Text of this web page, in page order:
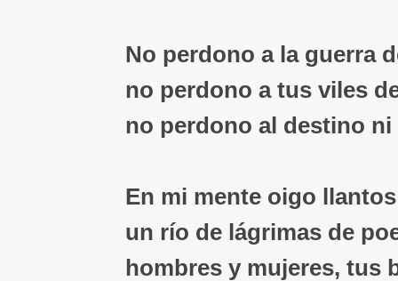
No perdono a la guerra
no perdono a tus viles
no perdono al destino ni
En mi mente oigo
un río de lágrimas de
hombres y mujeres, tus